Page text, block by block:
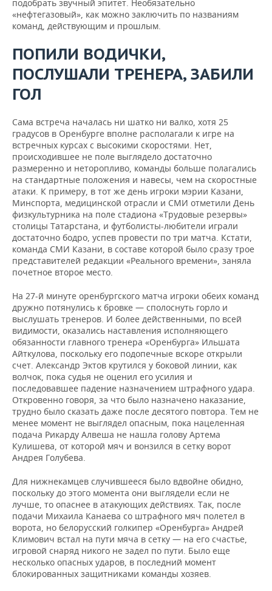
подобрать звучный эпитет. Необязательно
«нефтегазовый», как можно заключить по названиям
команд, действующим и прошлым.
ПОПИЛИ ВОДИЧКИ,
ПОСЛУШАЛИ ТРЕНЕРА, ЗАБИЛИ
ГОЛ
Сама встреча началась ни шатко ни валко, хотя 25
градусов в Оренбурге вполне располагали к игре на
встречных курсах с высокими скоростями. Нет,
происходившее не поле выглядело достаточно
размеренно и неторопливо, команды больше полагались
на стандартные положения и навесы, чем на скоростные
атаки. К примеру, в тот же день игроки мэрии Казани,
Минспорта, медицинской отрасли и СМИ отметили День
физкультурника на поле стадиона «Трудовые резервы»
столицы Татарстана, и футболисты-любители играли
достаточно бодро, успев провести по три матча. Кстати,
команда СМИ Казани, в составе которой было сразу трое
представителей редакции «Реального времени», заняла
почетное второе место.
На 27-й минуте оренбургского матча игроки обеих команд
дружно потянулись к бровке — сполоснуть горло и
выслушать тренеров. И более действенными, по всей
видимости, оказались наставления исполняющего
обязанности главного тренера «Оренбурга» Ильшата
Айткулова, поскольку его подопечные вскоре открыли
счет. Александр Эктов крутился у боковой линии, как
волчок, пока судья не оценил его усилия и
последовавшее падение назначением штрафного удара.
Откровенно говоря, за что было назначено наказание,
трудно было сказать даже после десятого повтора. Тем не
менее момент не выглядел опасным, пока нацеленная
подача Рикарду Алвеша не нашла голову Артема
Кулишева, от которой мяч и вонзился в сетку ворот
Андрея Голубева.
Для нижнекамцев случившееся было вдвойне обидно,
поскольку до этого момента они выглядели если не
лучше, то опаснее в атакующих действиях. Так, после
подачи Михаила Канаева со штрафного мяч полетел в
ворота, но белорусский голкипер «Оренбурга» Андрей
Климович встал на пути мяча в сетку — на его счастье,
игровой снаряд никого не задел по пути. Было еще
несколько опасных ударов, в последний момент
блокированных защитниками команды хозяев.